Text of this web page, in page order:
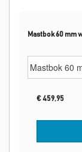
Mastbok 60 mm
€459,95